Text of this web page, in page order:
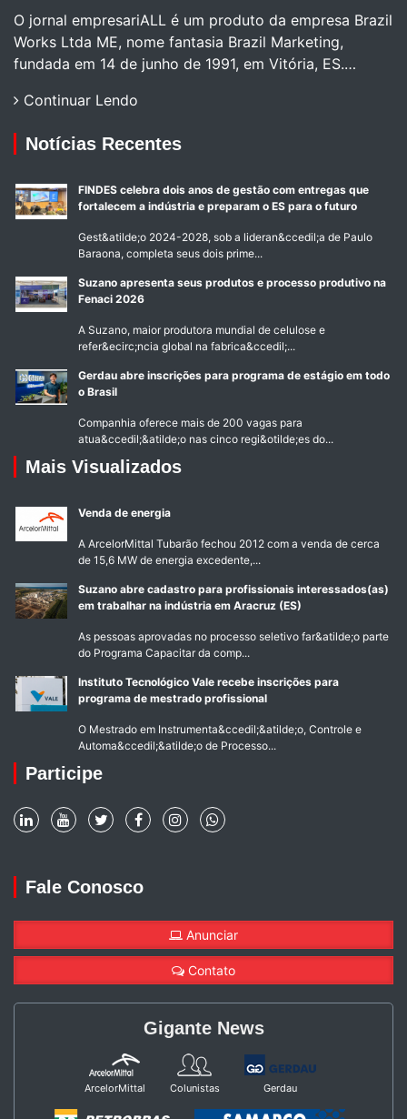
O jornal empresariALL é um produto da empresa Brazil
Works Ltda ME, nome fantasia Brazil Marketing,
fundada em 14 de junho de 1991, em Vitória, ES.…
Continuar Lendo
Notícias Recentes
FINDES celebra dois anos de gestão com entregas que
fortalecem a indústria e preparam o ES para o futuro
Gest&atilde;o 2024-2028, sob a lideran&ccedil;a de Paulo
Baraona, completa seus dois prime...
Suzano apresenta seus produtos e processo produtivo na
Fenaci 2026
A Suzano, maior produtora mundial de celulose e
refer&ecirc;ncia global na fabrica&ccedil;...
Gerdau abre inscrições para programa de estágio em todo
o Brasil
Companhia oferece mais de 200 vagas para
atua&ccedil;&atilde;o nas cinco regi&otilde;es do...
Mais Visualizados
Venda de energia
A ArcelorMittal Tubarão fechou 2012 com a venda de cerca
de 15,6 MW de energia excedente,...
Suzano abre cadastro para profissionais interessados(as)
em trabalhar na indústria em Aracruz (ES)
As pessoas aprovadas no processo seletivo far&atilde;o parte
do Programa Capacitar da comp...
Instituto Tecnológico Vale recebe inscrições para
programa de mestrado profissional
O Mestrado em Instrumenta&ccedil;&atilde;o, Controle e
Automa&ccedil;&atilde;o de Processo...
Participe
Fale Conosco
Anunciar
Contato
Gigante News
ArcelorMittal Colunistas Gerdau